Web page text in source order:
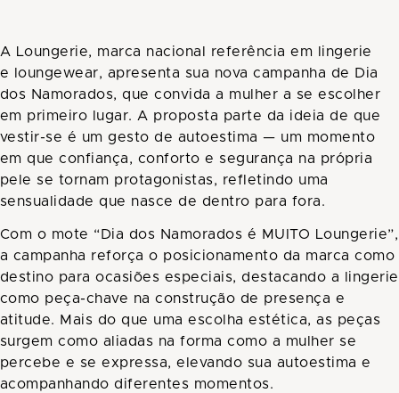
A Loungerie, marca nacional referência em lingerie
e loungewear, apresenta sua nova campanha de Dia
dos Namorados, que convida a mulher a se escolher
em primeiro lugar. A proposta parte da ideia de que
vestir-se é um gesto de autoestima — um momento
em que confiança, conforto e segurança na própria
pele se tornam protagonistas, refletindo uma
sensualidade que nasce de dentro para fora.
Com o mote “Dia dos Namorados é MUITO Loungerie”,
a campanha reforça o posicionamento da marca como
destino para ocasiões especiais, destacando a lingerie
como peça-chave na construção de presença e
atitude. Mais do que uma escolha estética, as peças
surgem como aliadas na forma como a mulher se
percebe e se expressa, elevando sua autoestima e
acompanhando diferentes momentos.